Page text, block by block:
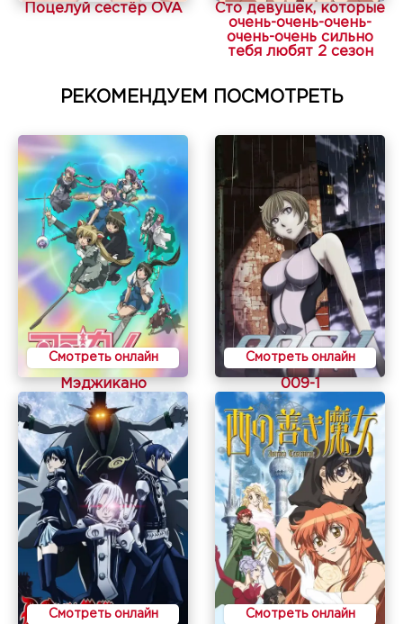
Поцелуй сестёр OVA
Сто девушек, которые
очень-очень-очень-
очень-очень сильно
тебя любят 2 сезон
РЕКОМЕНДУЕМ ПОСМОТРЕТЬ
Смотреть онлайн
Мэджикано
Смотреть онлайн
009-1
Смотреть онлайн Смотреть онлайн